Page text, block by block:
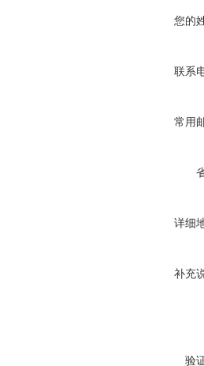
您的
联系
常用
详细
补充
验